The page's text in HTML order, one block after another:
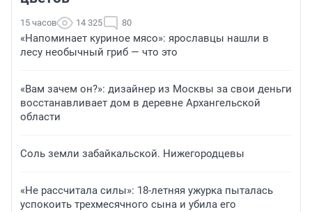
15 часов 14 325 80
«Напоминает куриное мясо»: ярославцы нашли в
лесу необычный гриб — что это
«Вам зачем он?»: дизайнер из Москвы за свои деньги
восстанавливает дом в деревне Архангельской
области
Соль земли забайкальской. Нижегородцевы
«Не рассчитала силы»: 18-летняя ужурка пыталась
успокоить трехмесячного сына и убила его